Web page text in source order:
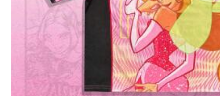
Composizione:
Informazioni di sicurezza e contatti
4.55
7 Follower